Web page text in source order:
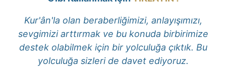
Kur'ân
Seferberliği
Kur'ân'la olan beraberliğimizi, anlayışımızı,
sevgimizi arttırmak ve bu konuda birbirimize
destek olabilmek için bir yolculuğa çıktık. Bu
yolculuğa sizleri de davet ediyoruz.